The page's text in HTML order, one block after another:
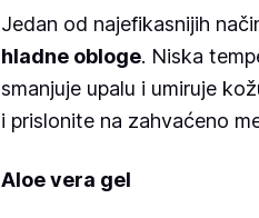
Jedan od najefikasnijih
hladne obloge. Niska
smanjuje upalu i umiruje
i prislonite na zahvaćeno
Aloe vera gel